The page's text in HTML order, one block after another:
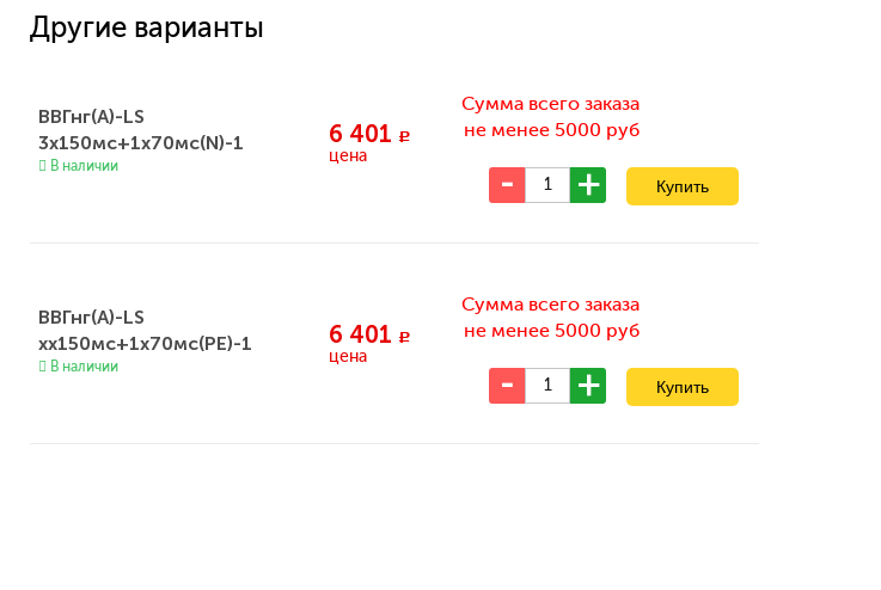
Другие варианты
ВВГнг(А)-LS
3x150мс+1x70мс(N)-1
В наличии
6 401 c
цена
Сумма всего заказа
не менее 5000 руб
ВВГнг(А)-LS
xх150мс+1x70мс(PE)-1
В наличии
6 401 c
цена
Сумма всего заказа
не менее 5000 руб